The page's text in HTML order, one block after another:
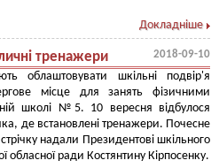
Докладніше
тренажери 2018-09-10
облаштовувати шкільні подвір'я
місце для занять фізичними
школі №5. 10 вересня відбулося
де встановлені тренажери. Почесне
надали Президентові шкільного
обласної ради Костянтину Кірпосенку.